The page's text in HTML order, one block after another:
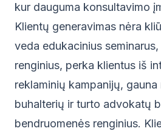
kur dauguma konsultavimo
Klientų generavimas nėra
veda edukacinius
renginius, perka klientus iš
reklaminių kampanijų,
buhalterių ir turto advokatų
bendruomenės renginius.